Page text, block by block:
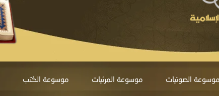
موسوعة الصوتيات موسوعة المرئيات موسوعة الكتب